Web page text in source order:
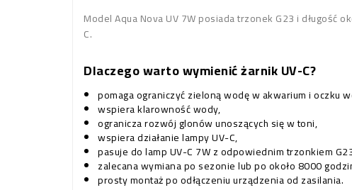
Model Aqua Nova UV 7W posiada trzonek G23 i długość
C.
Dlaczego warto wymienić żarnik UV-C?
pomaga ograniczyć zieloną wodę w akwarium i oczku
wspiera klarowność wody,
ogranicza rozwój glonów unoszących się w toni,
wspiera działanie lampy UV-C,
pasuje do lamp UV-C 7W z odpowiednim trzonkiem
zalecana wymiana po sezonie lub po około 8000
prosty montaż po odłączeniu urządzenia od zasilania.